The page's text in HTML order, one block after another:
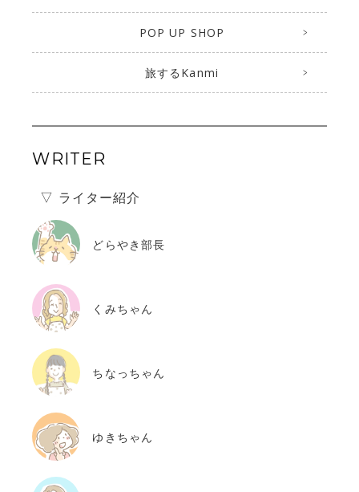
POP UP SHOP
旅するKanmi
WRITER
▽ ライター紹介
どらやき部長
くみちゃん
ちなっちゃん
ゆきちゃん